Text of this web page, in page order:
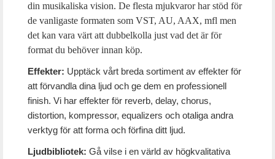
din musikaliska vision. De flesta mjukvaror har stöd för
de vanligaste formaten som VST, AU, AAX, mfl men
det kan vara värt att dubbelkolla just vad det är för
format du behöver innan köp.
Effekter: Upptäck vårt breda sortiment av effekter för
att förvandla dina ljud och ge dem en professionell
finish. Vi har effekter för reverb, delay, chorus,
distortion, kompressor, equalizers och otaliga andra
verktyg för att forma och förfina ditt ljud.
Ljudbibliotek: Gå vilse i en värld av högkvalitativa